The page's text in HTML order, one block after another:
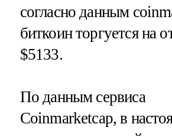
согласно данным
биткоин торгуется на
$5133.
По данным сервиса
Coinmarketcap, в